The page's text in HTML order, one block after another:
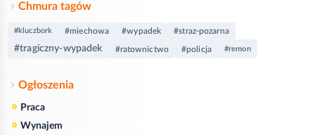
Chmura tagów
#kluczbork #miechowa #wypadek #straz-pozarna
#tragiczny-wypadek #ratownictwo #policja #remon
Ogłoszenia
» Praca
» Wynajem